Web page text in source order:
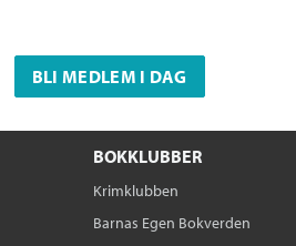
BLI MEDLEM I DAG
BOKKLUBBER
Krimklubben
Barnas Egen Bokverden